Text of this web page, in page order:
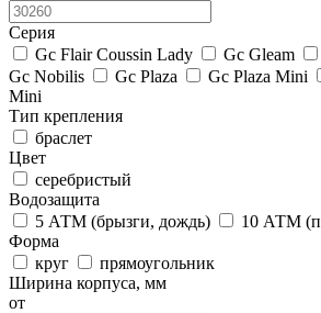
Серия
Gc Flair Coussin Lady
Gc Gleam
Gc Nobilis
Gc Plaza Gc Plaza Mini
Mini
Тип крепления
браслет
Цвет
серебристый
Водозащита
5 АТМ (брызги, дождь)
10 АТМ
Форма
круг
прямоугольник
Ширина корпуса, мм
от